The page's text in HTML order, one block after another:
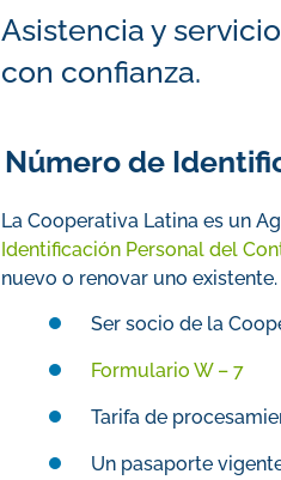
Asistencia y
con confianza.
Número de
La Cooperativa Latina es un
Identificación Personal del
nuevo o renovar uno
Ser socio de la
Formulario W – 7
Tarifa de
Un pasaporte